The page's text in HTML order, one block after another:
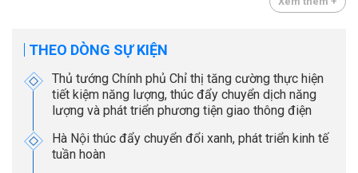
THEO DÒNG SỰ KIỆN
Thủ tướng Chính phủ Chỉ thị tăng cường thực hiện
tiết kiệm năng lượng, thúc đẩy chuyển dịch năng
lượng và phát triển phương tiện giao thông điện
Hà Nội thúc đẩy chuyển đổi xanh, phát triển kinh tế
tuần hoàn